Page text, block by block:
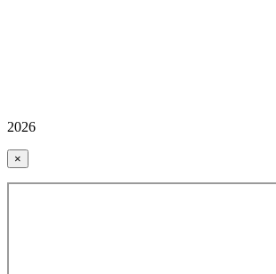
2026
×